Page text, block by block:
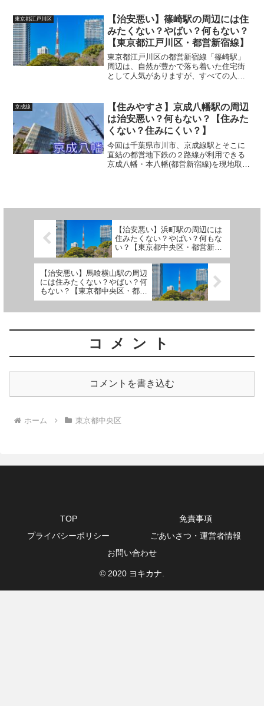
くいと感じられるポイントや、治安上で
注意すべき点を客観的かつ...
東京都江戸川区
【治安悪い】篠崎駅の周辺には住
みたくない？やばい？何もない？
【東京都江戸川区・都営新宿線】
東京都江戸川区の都営新宿線「篠崎駅」
周辺は、自然が豊かで落ち着いた住宅街
として人気がありますが、すべての人に
下のような住みにくいポイントや治安に
関する注意点があります。...
京成線
【住みやすさ】京成八幡駅の周辺
は治安悪い？何もない？【住みた
くない？住みにくい？】
今回は千葉県市川市、京成線駅とそこに
直結の都営地下鉄の２路線が利用できる
京成八幡・本八幡(都営新宿線)を現地取材
【治安悪い】浜町駅の周辺には
住みたくない？やばい？何もな
い？【東京都中央区・都営新宿
線】
【治安悪い】馬喰横山駅の周辺
には住みたくない？やばい？何
もない？【東京都中央区・都営
新宿線】
コメント
コメントを書き込む
ホーム 東京都中央区
TOP
免責事項
プライバシーポリシー
ごあいさつ・運営者情報
お問い合わせ
© 2020 ヨキカナ.